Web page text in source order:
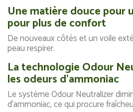
Une matière douce pour
pour plus de confort
De nouveaux côtés et un voile
peau respirer.
La technologie Odour
les odeurs d'ammoniac
Le système Odour Neutralizer
d'ammoniac, ce qui procure